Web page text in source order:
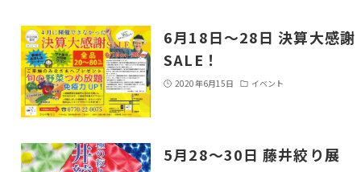
6月18日～28日 決算大感謝
SALE！
2020年6月15日 イベント
5月28～30日 藤井絞り展